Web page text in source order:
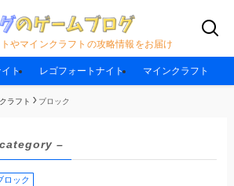
やマインクラフトの攻略情報をお届け
ト レゴフォートナイト マインクラフト
ラフト ブロック
–
ロック